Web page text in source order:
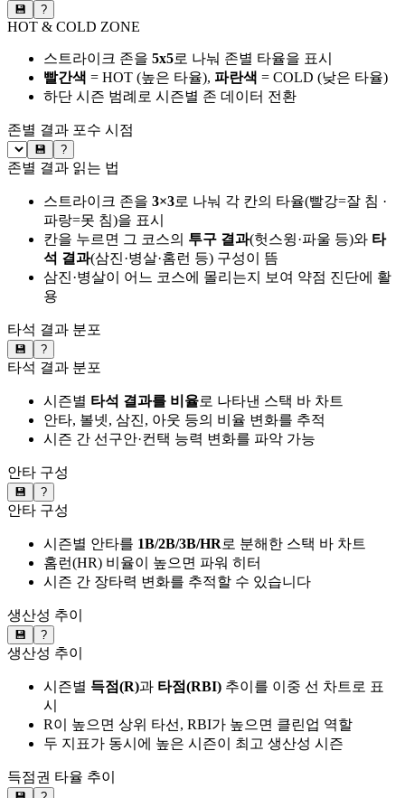
💾 ?
HOT & COLD ZONE
스트라이크 존을 5x5로 나눠 존별 타율을 표시
빨간색 = HOT (높은 타율), 파란색 = COLD (낮은 타율)
하단 시즌 범례로 시즌별 존 데이터 전환
존별 결과 포수 시점
💾 ?
존별 결과 읽는 법
스트라이크 존을 3×3로 나눠 각 칸의 타율(빨강=잘 침 ·
파랑=못 침)을 표시
칸을 누르면 그 코스의 투구 결과(헛스윙·파울 등)와 타
석 결과(삼진·병살·홈런 등) 구성이 뜸
삼진·병살이 어느 코스에 몰리는지 보여 약점 진단에 활
용
타석 결과 분포
💾 ?
타석 결과 분포
시즌별 타석 결과를 비율로 나타낸 스택 바 차트
안타, 볼넷, 삼진, 아웃 등의 비율 변화를 추적
시즌 간 선구안·컨택 능력 변화를 파악 가능
안타 구성
💾 ?
안타 구성
시즌별 안타를 1B/2B/3B/HR로 분해한 스택 바 차트
홈런(HR) 비율이 높으면 파워 히터
시즌 간 장타력 변화를 추적할 수 있습니다
생산성 추이
💾 ?
생산성 추이
시즌별 득점(R)과 타점(RBI) 추이를 이중 선 차트로 표
시
R이 높으면 상위 타선, RBI가 높으면 클린업 역할
두 지표가 동시에 높은 시즌이 최고 생산성 시즌
득점권 타율 추이